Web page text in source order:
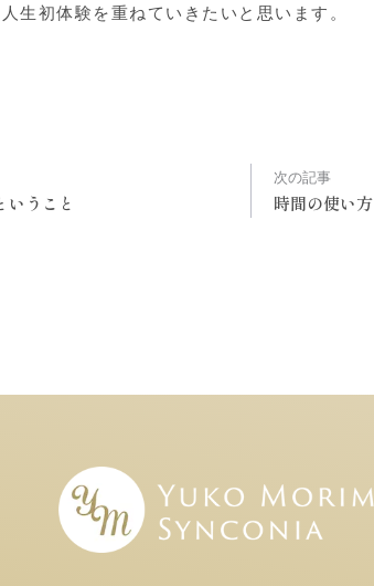
生初体験を重ねていきたいと思います。
いうこと
次の記事
時間の使い方